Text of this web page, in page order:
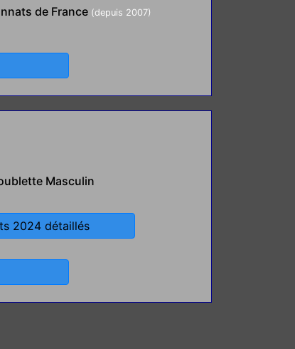
de France (depuis 2007)
Masculin
2024 détaillés